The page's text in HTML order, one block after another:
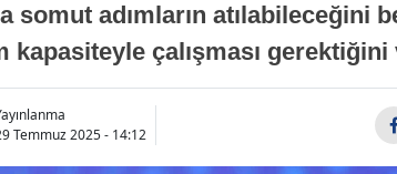
somut adımların atılabileceğini
kapasiteyle çalışması gerektiğini
Temmuz 2025 - 14:12